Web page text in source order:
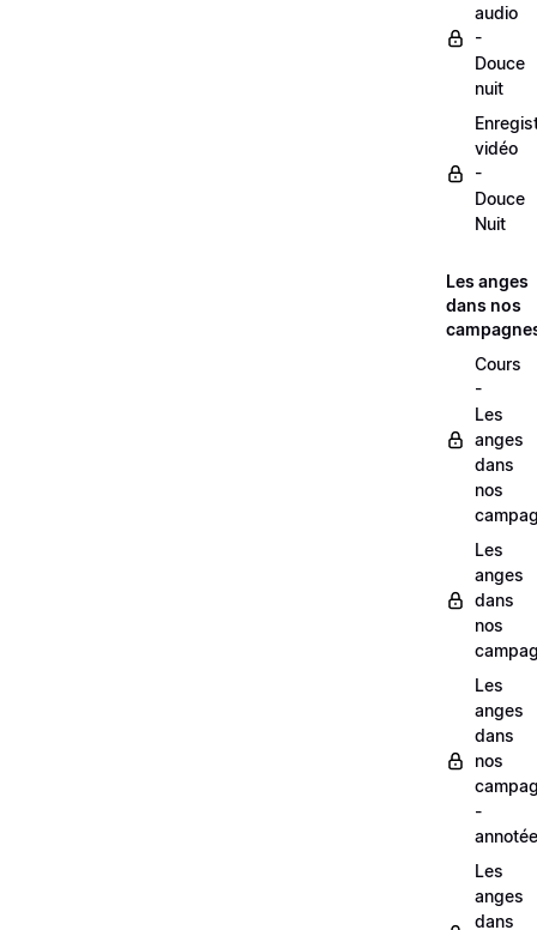
audio
-
Douce
nuit
vidéo
-
Douce
Nuit
Les anges
dans nos
Cours
-
Les
anges
dans
nos
Les
anges
dans
nos
Les
anges
dans
nos
-
Les
anges
dans